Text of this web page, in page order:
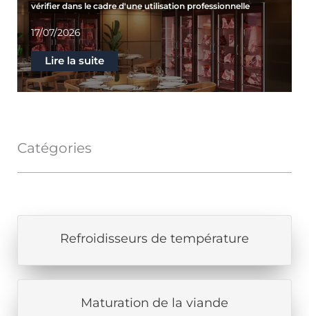
vérifier dans le cadre d'une utilisation professionnelle
17/07/2026
Lire la suite
Catégories
Refroidisseurs de température
Maturation de la viande